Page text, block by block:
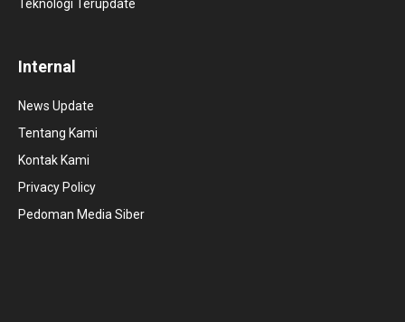
Teknologi Terupdate
Internal
News Update
Tentang Kami
Kontak Kami
Privacy Policy
Pedoman Media Siber